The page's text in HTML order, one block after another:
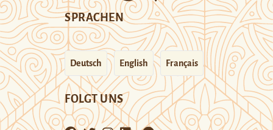
SPRACHEN
Deutsch English Français
FOLGT UNS